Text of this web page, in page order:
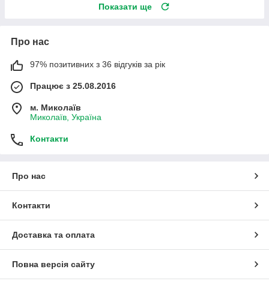
Показати ще
Про нас
97% позитивних з 36 відгуків за рік
Працює з 25.08.2016
м. Миколаїв
Миколаїв, Україна
Контакти
Про нас
Контакти
Доставка та оплата
Повна версія сайту